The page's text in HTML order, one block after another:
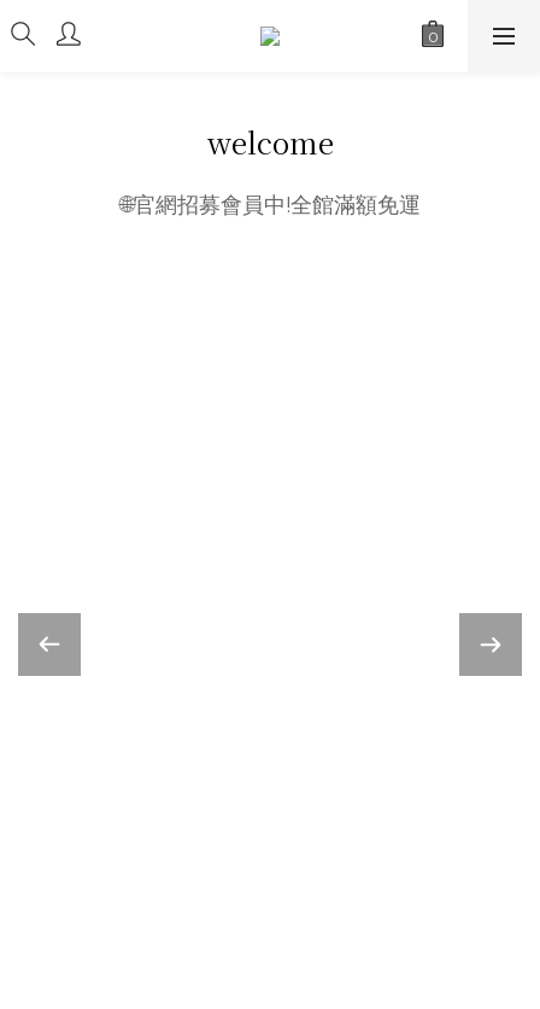
welcome
🌐官網招募會員中!全館滿額免運